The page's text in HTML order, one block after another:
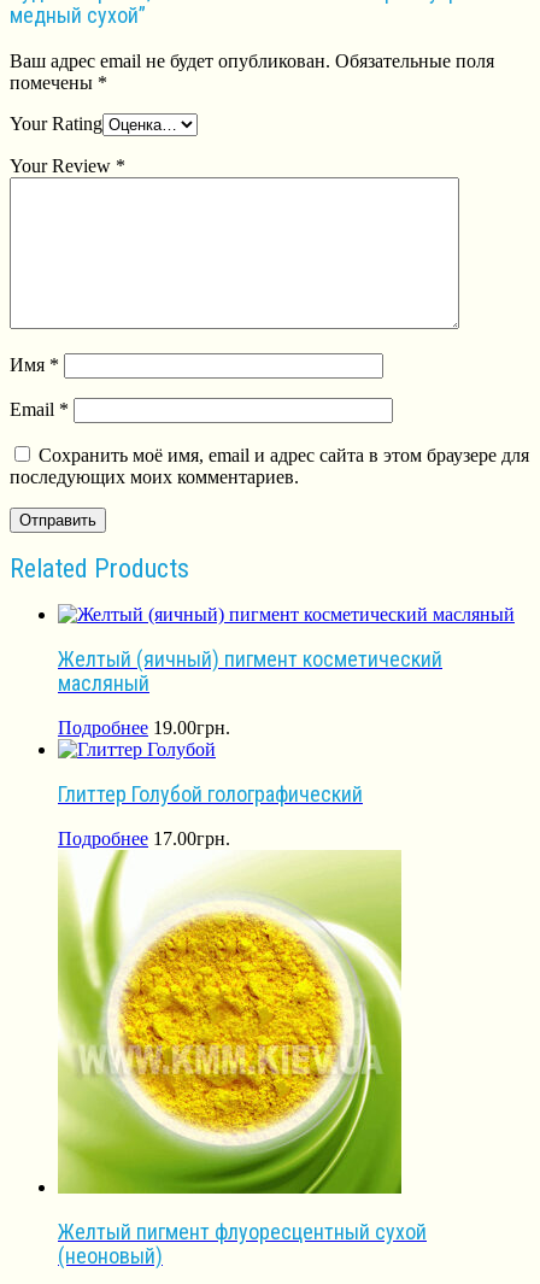
медный сухой”
Ваш адрес email не будет опубликован. Обязательные поля
помечены *
Your Rating
Your Review *
Имя *
Email *
Сохранить моё имя, email и адрес сайта в этом браузере для
последующих моих комментариев.
Related Products
Желтый (яичный) пигмент косметический
масляный
Подробнее 19.00грн.
Глиттер Голубой голографический
Подробнее 17.00грн.
Желтый пигмент флуоресцентный сухой
(неоновый)